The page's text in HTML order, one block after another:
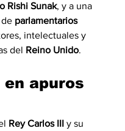
Rishi Sunak, y a una
parlamentarios
intelectuales y
del Reino Unido.
en apuros
Rey Carlos III y su